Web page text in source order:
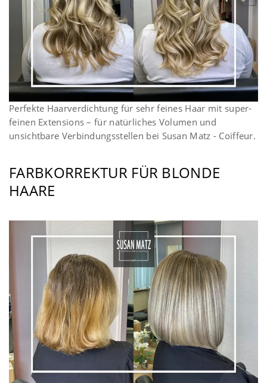
Perfekte Haarverdichtung für sehr feines Haar mit super-
feinen Extensions – für natürliches Volumen und
unsichtbare Verbindungsstellen bei Susan Matz - Coiffeur.
FARBKORREKTUR FÜR BLONDE
HAARE